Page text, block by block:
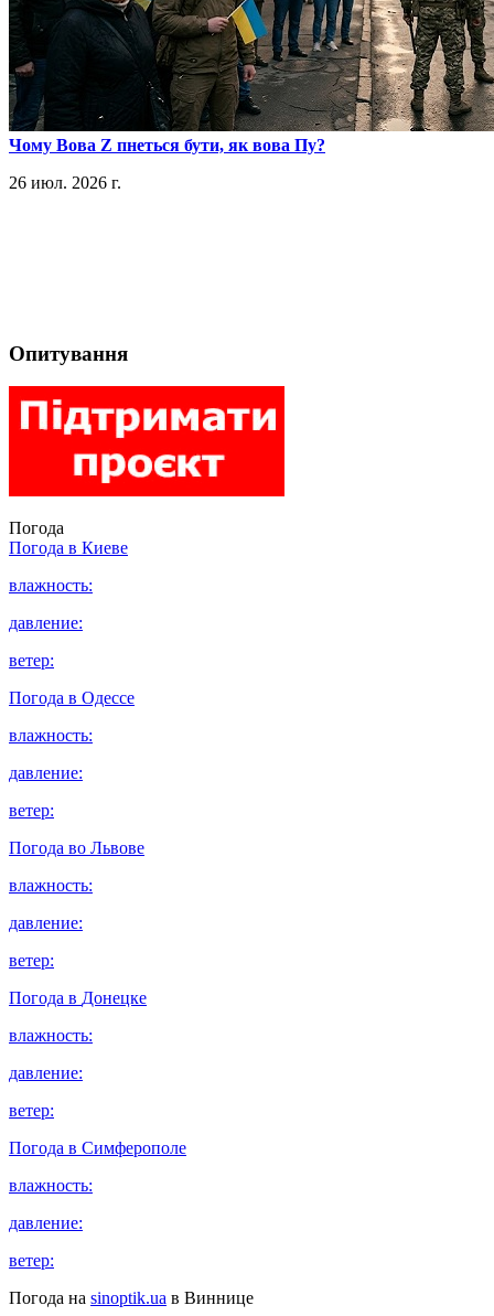
​Чому Вова Z пнеться бути, як вова Пу?
26 июл. 2026 г.
Опитування
Погода
Погода в Киеве
влажность:
давление:
ветер:
Погода в Одессе
влажность:
давление:
ветер:
Погода во Львове
влажность:
давление:
ветер:
Погода в Донецке
влажность:
давление:
ветер:
Погода в Симферополе
влажность:
давление:
ветер:
Погода на sinoptik.ua в Виннице